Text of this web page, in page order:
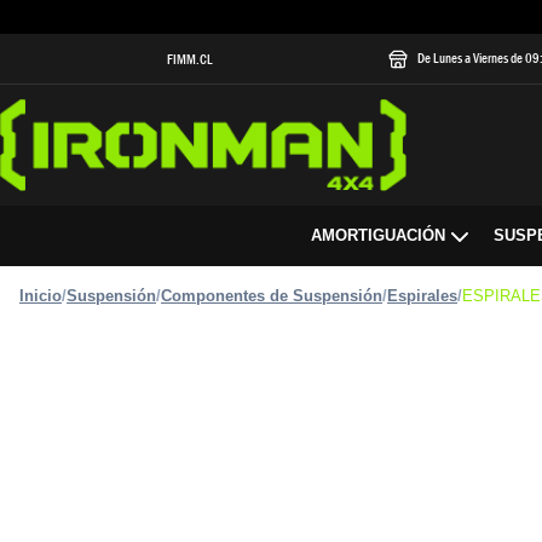
FIMM.CL De Lunes a Viernes de
AMORTIGUACIÓN
Inicio/Suspensión/Componentes de Suspensión/Espirales/